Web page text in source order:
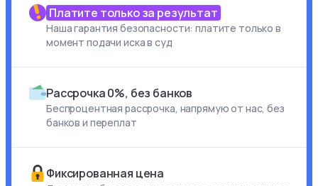
Платите только за результат
Наша гарантия безопасности: платите только в
момент подачи иска в суд
Рассрочка 0%, без банков
Беспроцентная рассрочка, напрямую от нас, без
банков и переплат
Фиксированная цена